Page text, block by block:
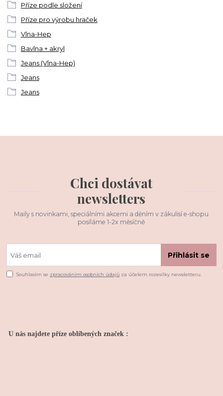
Příze podle složení
Příze pro výrobu hraček
Vlna-Hep
Bavlna + akryl
Jeans (Vlna-Hep)
Jeans
Jeans
Chci dostávat
newsletters
Maily s novinkami, speciálními akcemi a děním v zákulisí e-shopu
posíláme 1-2x měsíčně
Přihlásit se
Souhlasím se zpracováním osobních údajů za účelem rozesílky newsletteru.
U nás najdete příze oblíbených značek :